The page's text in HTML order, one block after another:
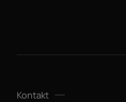
Kontakt